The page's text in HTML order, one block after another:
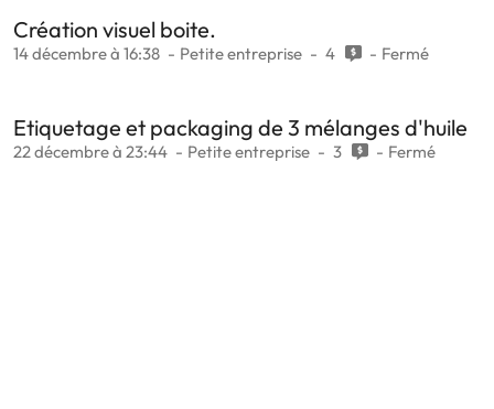
Création visuel boite.
14 décembre à 16:38 Petite entreprise 4 Fermé
Etiquetage et packaging de 3 mélanges d'huile
22 décembre à 23:44 Petite entreprise 3 Fermé